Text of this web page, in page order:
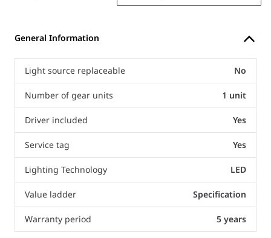
General Information
Light source replaceable No
Number of gear units 1 unit
Driver included Yes
Service tag Yes
Lighting Technology LED
Value ladder Specification
Warranty period 5 years